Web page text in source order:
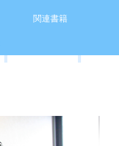
関連書籍